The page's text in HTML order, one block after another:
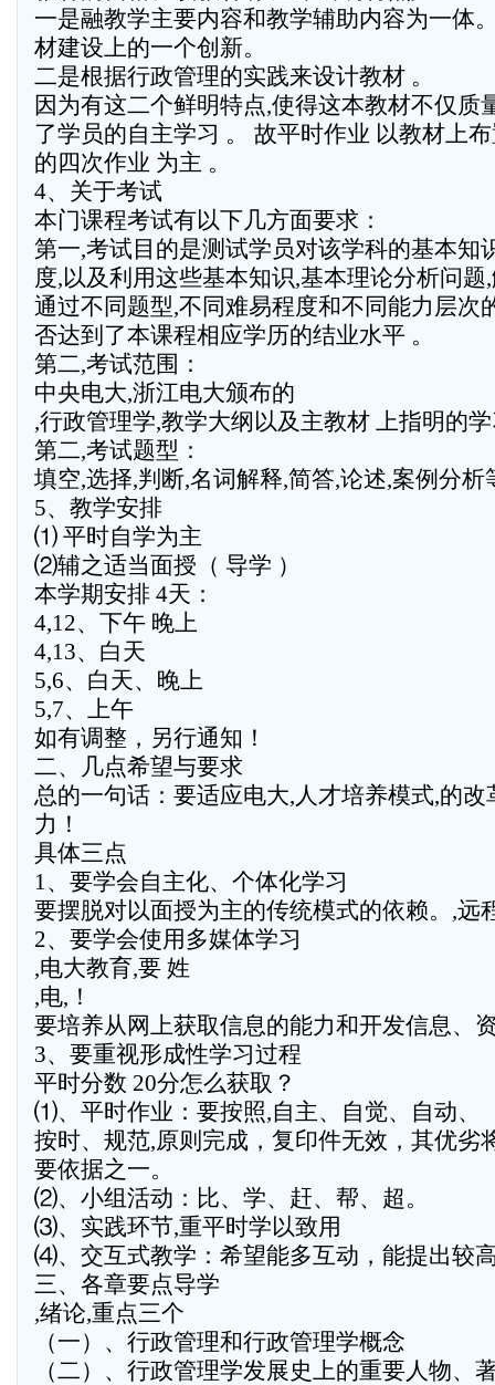
一是融教学主要内容和教学辅助内容为一体
材建设上的一个创新。
二是根据行政管理的实践来设计教材 。
因为有这二个鲜明特点,使得这本教材不仅质
了学员的自主学习 。 故平时作业 以教材上
的四次作业 为主 。
4、关于考试
本门课程考试有以下几方面要求：
第一,考试目的是测试学员对该学科的基本知
度,以及利用这些基本知识,基本理论分析问
通过不同题型,不同难易程度和不同能力层次
否达到了本课程相应学历的结业水平 。
第二,考试范围：
中央电大,浙江电大颁布的
,行政管理学,教学大纲以及主教材 上指明的
第二,考试题型：
填空,选择,判断,名词解释,简答,论述,案例分析
5、教学安排
⑴ 平时自学为主
⑵辅之适当面授（ 导学 ）
本学期安排 4天：
4,12、下午 晚上
4,13、白天
5,6、白天、晚上
5,7、上午
如有调整，另行通知！
二、几点希望与要求
总的一句话：要适应电大,人才培养模式,的
力！
具体三点
1、要学会自主化、个体化学习
要摆脱对以面授为主的传统模式的依赖。,远
2、要学会使用多媒体学习
,电大教育,要 姓
,电,！
要培养从网上获取信息的能力和开发信息、
3、要重视形成性学习过程
平时分数 20分怎么获取？
⑴、平时作业：要按照,自主、自觉、自动、
按时、规范,原则完成，复印件无效，其优劣
要依据之一。
⑵、小组活动：比、学、赶、帮、超。
⑶、实践环节,重平时学以致用
⑷、交互式教学：希望能多互动，能提出较
三、各章要点导学
,绪论,重点三个
（一）、行政管理和行政管理学概念
（二）、行政管理学发展史上的重要人物、